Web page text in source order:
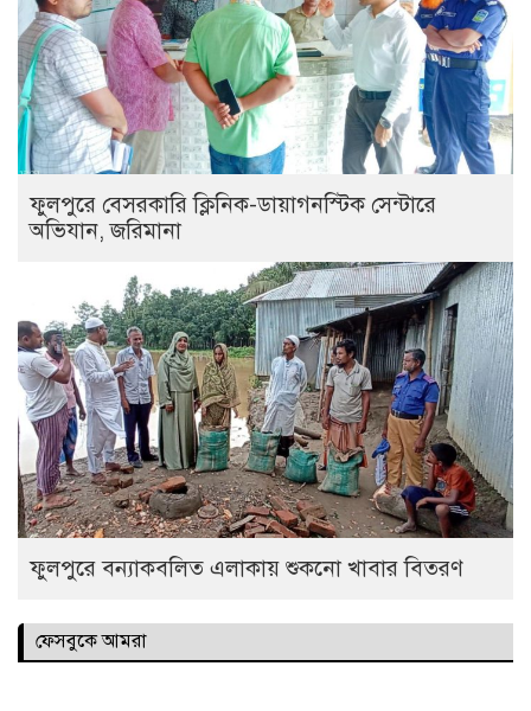
ফুলপুরে বেসরকারি ক্লিনিক-ডায়াগনস্টিক সেন্টারে
অভিযান, জরিমানা
ফুলপুরে বন্যাকবলিত এলাকায় শুকনো খাবার বিতরণ
ফেসবুকে আমরা